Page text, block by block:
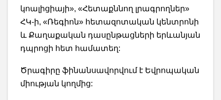
կոալիցիայի», «Հետաքննող լրագրողներ»
ՀԿ-ի, «Ռեգիոն» հետազոտական կենտրոնի
և Քաղաքական դասընթացների երևանյան
դպրոցի հետ համատեղ:
Ծրագիրը ֆինանսավորվում է Եվրոպական
միության կողմից: